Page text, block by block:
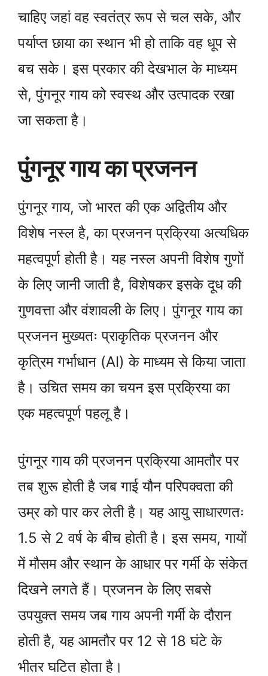
चाहिए जहां वह स्वतंत्र रूप से चल सके, और
पर्याप्त छाया का स्थान भी हो ताकि वह धूप से
बच सके। इस प्रकार की देखभाल के माध्यम
से, पुंगनूर गाय को स्वस्थ और उत्पादक रखा
जा सकता है।
पुंगनूर गाय का प्रजनन
पुंगनूर गाय, जो भारत की एक अद्वितीय और
विशेष नस्ल है, का प्रजनन प्रक्रिया अत्यधिक
महत्वपूर्ण होती है। यह नस्ल अपनी विशेष गुणों
के लिए जानी जाती है, विशेषकर इसके दूध की
गुणवत्ता और वंशावली के लिए। पुंगनूर गाय का
प्रजनन मुख्यतः प्राकृतिक प्रजनन और
कृत्रिम गर्भाधान (AI) के माध्यम से किया जाता
है। उचित समय का चयन इस प्रक्रिया का
एक महत्वपूर्ण पहलू है।
पुंगनूर गाय की प्रजनन प्रक्रिया आमतौर पर
तब शुरू होती है जब गाई यौन परिपक्वता की
उम्र को पार कर लेती है। यह आयु साधारणतः
1.5 से 2 वर्ष के बीच होती है। इस समय, गायों
में मौसम और स्थान के आधार पर गर्मी के संकेत
दिखने लगते हैं। प्रजनन के लिए सबसे
उपयुक्त समय जब गाय अपनी गर्मी के दौरान
होती है, यह आमतौर पर 12 से 18 घंटे के
भीतर घटित होता है।